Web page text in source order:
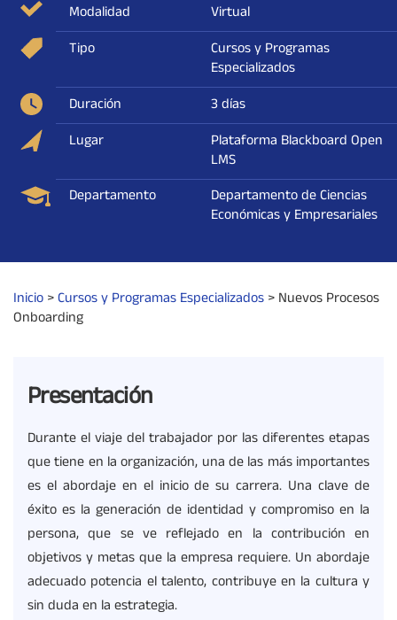
Modalidad
Virtual
Tipo
Cursos y Programas
Especializados
Duración
3 días
Lugar
Plataforma Blackboard Open
LMS
Departamento
Departamento de Ciencias
Económicas y Empresariales
Inicio>Cursos y Programas Especializados>Nuevos Procesos
Onboarding
Presentación
Durante el viaje del trabajador por las diferentes etapas
que tiene en la organización, una de las más importantes
es el abordaje en el inicio de su carrera. Una clave de
éxito es la generación de identidad y compromiso en la
persona, que se ve reflejado en la contribución en
objetivos y metas que la empresa requiere. Un abordaje
adecuado potencia el talento, contribuye en la cultura y
sin duda en la estrategia.